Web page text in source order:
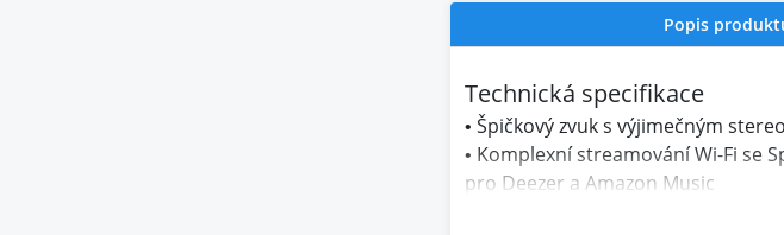
Popis
Technická specifikace
• Špičkový zvuk s výjimečným
• Komplexní streamování Wi-Fi se
pro Deezer a Amazon Music